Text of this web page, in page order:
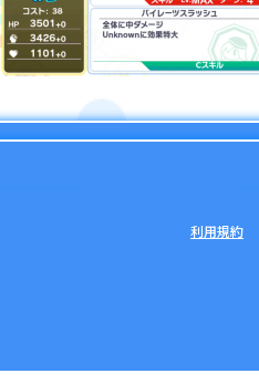
利用規約